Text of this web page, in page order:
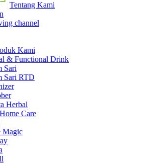
Tentang Kami
channel
Kami
& Functional Drink
Sari
Sari RTD
Herbal
Care
Magic